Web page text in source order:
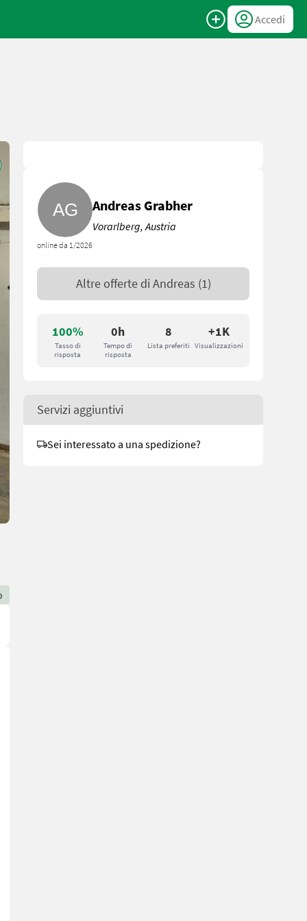
Accedi
100%
Tasso di
risposta
0h
Tempo di
risposta
8
Lista preferiti
+1K
Visualizzazioni
online da 1/2026
Andreas Grabher
Vorarlberg, Austria
Altre offerte di Andreas (1)
Servizi aggiuntivi
Sei interessato a una spedizione?